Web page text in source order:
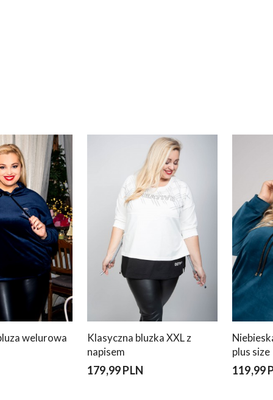
welurowa
Klasyczna bluzka XXL z
napisem
179,99 PLN
plus size
119,99